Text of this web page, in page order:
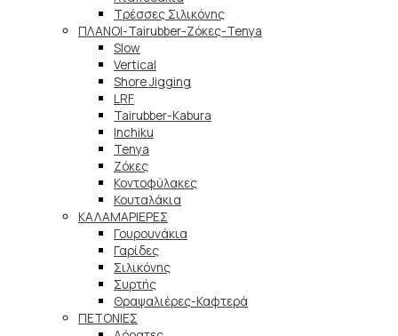
Τρέσσες Σιλικόνης
ΠΛΑΝΟΙ-Tairubber-Ζόκες-Tenya
Slow
Vertical
Shore Jigging
LRF
Tairubber-Kabura
Inchiku
Tenya
Ζόκες
Κοντοφύλακες
Κουταλάκια
ΚΑΛΑΜΑΡΙΕΡΕΣ
Γουρουνάκια
Γαρίδες
Σιλικόνης
Συρτής
Θραψαλιέρες-Καφτερά
ΠΕΤΟΝΙΕΣ